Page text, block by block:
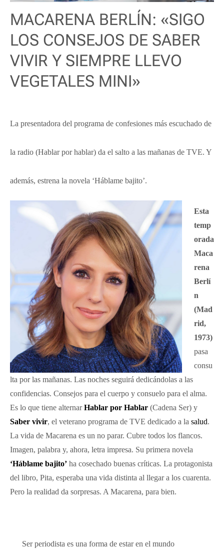
MACARENA BERLÍN: «SIGO
LOS CONSEJOS DE SABER
VIVIR Y SIEMPRE LLEVO
VEGETALES MINI»
La presentadora del programa de confesiones más escuchado de
la radio (Hablar por hablar) da el salto a las mañanas de TVE. Y
además, estrena la novela ‘Háblame bajito’.
Esta
temp
orada
Maca
rena
Berlí
n
(Mad
rid,
1973)
pasa
consu
lta por las mañanas. Las noches seguirá dedicándolas a las
confidencias. Consejos para el cuerpo y consuelo para el alma.
Es lo que tiene alternarHablar por Hablar (Cadena Ser) y
Saber vivir, el veterano programa de TVE dedicado a la salud.
La vida de Macarena es un no parar. Cubre todos los flancos.
Imagen, palabra y, ahora, letra impresa. Su primera novela
‘Háblame bajito’ ha cosechado buenas críticas. La protagonista
del libro, Pita, esperaba una vida distinta al llegar a los cuarenta.
Pero la realidad da sorpresas. A Macarena, para bien.
Ser periodista es una forma de estar en el mundo